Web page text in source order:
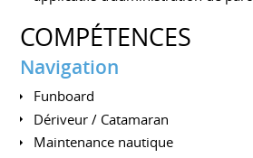
COMPÉTENCES
Navigation
Funboard
Dériveur / Catamaran
Maintenance nautique